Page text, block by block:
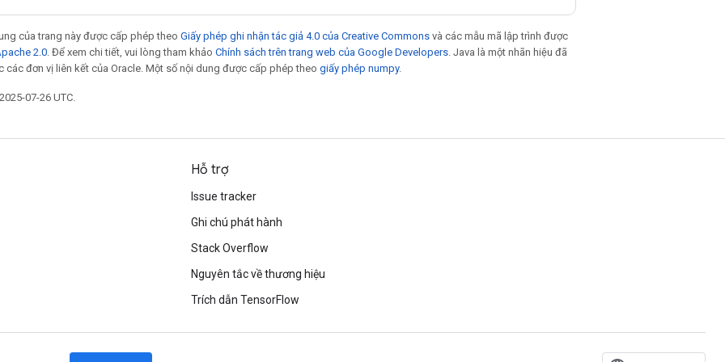
của trang này được cấp phép theo Giấy phép ghi nhận tác giả 4.0 của Creative Commons và các mẫu mã lập trình được
2.0 . Để xem chi tiết, vui lòng tham khảo Chính sách trên trang web của Google Developers . Java là một nhãn hiệu đã
các đơn vị liên kết của Oracle. Một số nội dung được cấp phép theo giấy phép numpy.
07-26 UTC.
Hỗ trợ
Issue tracker
Ghi chú phát hành
Stack Overflow
Nguyên tắc về thương hiệu
Trích dẫn TensorFlow